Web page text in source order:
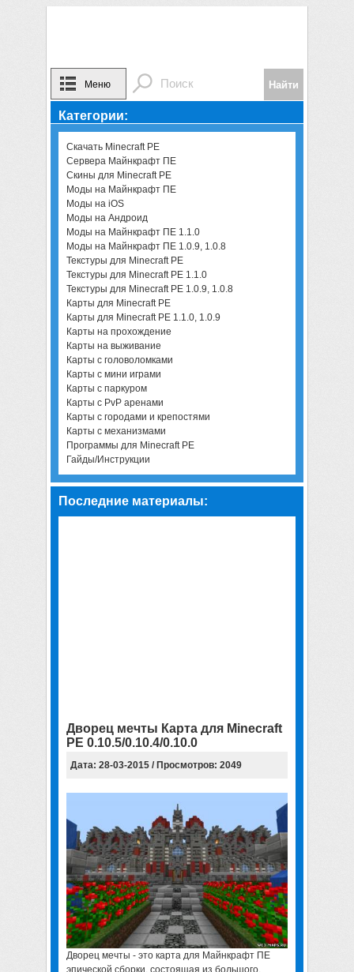
Меню
Категории:
Скачать Minecraft PE
Сервера Майнкрафт ПЕ
Скины для Minecraft PE
Моды на Майнкрафт ПЕ
Моды на iOS
Моды на Андроид
Моды на Майнкрафт ПЕ 1.1.0
Моды на Майнкрафт ПЕ 1.0.9, 1.0.8
Текстуры для Minecraft PE
Текстуры для Minecraft PE 1.1.0
Текстуры для Minecraft PE 1.0.9, 1.0.8
Карты для Minecraft PE
Карты для Minecraft PE 1.1.0, 1.0.9
Карты на прохождение
Карты на выживание
Карты с головоломками
Карты с мини играми
Карты с паркуром
Карты с PvP аренами
Карты с городами и крепостями
Карты с механизмами
Программы для Minecraft PE
Гайды/Инструкции
Последние материалы:
Дворец мечты Карта для Minecraft
PE 0.10.5/0.10.4/0.10.0
Дата: 28-03-2015 / Просмотров: 2049
Дворец мечты - это карта для Майнкрафт ПЕ
эпической сборки , состоящая из большого,